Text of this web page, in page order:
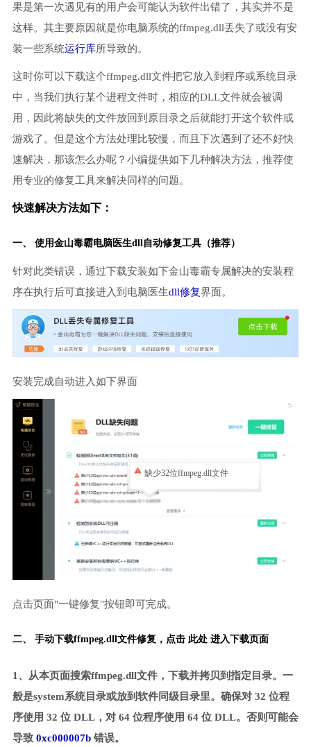
果是第一次遇见有的用户会可能认为软件出错了，其实并不是
这样。其主要原因就是你电脑系统的ffmpeg.dll丢失了或没有安
装一些系统运行库所导致的。
这时你可以下载这个ffmpeg.dll文件把它放入到程序或系统目录
中，当我们执行某个进程文件时，相应的DLL文件就会被调
用，因此将缺失的文件放回到原目录之后就能打开这个软件或
游戏了。但是这个方法处理比较慢，而且下次遇到了还不好快
速解决，那该怎么办呢？小编提供如下几种解决方法，推荐使
用专业的修复工具来解决同样的问题。
快速解决方法如下：
一、 使用金山毒霸电脑医生dll自动修复工具（推荐）
针对此类错误，通过下载安装如下金山毒霸专属解决的安装程
序在执行后可直接进入到电脑医生dll修复界面。
安装完成自动进入如下界面
缺少32位ffmpeg.dll文件
点击页面"一键修复"按钮即可完成。
二、 手动下载ffmpeg.dll文件修复， 点击 此处 进入下载页面
1、从本页面搜索ffmpeg.dll文件，下载并拷贝到指定目录。一
般是system系统目录或放到软件同级目录里。确保对 32 位程
序使用 32 位 DLL，对 64 位程序使用 64 位 DLL。否则可能会
导致 0xc000007b错误。